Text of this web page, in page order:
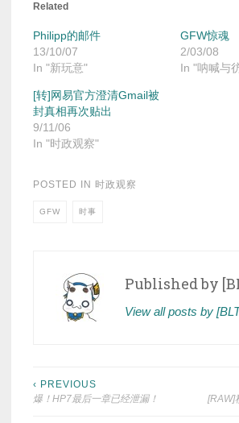
Related
Philipp的邮件
13/10/07
In "新玩意"
GFW惊魂
2/03/08
In "呐喊与
[转]网易官方澄清Gmail被
封真相再次贴出
9/11/06
In "时政观察"
POSTED IN 时政观察
GFW 时事
Published by
View all posts by
Post
‹ PREVIOUS
爆！HP7最后一章已经泄漏！
[RAW]